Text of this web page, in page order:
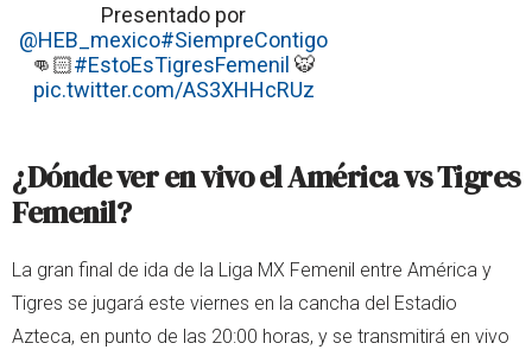
Presentado por
@HEB_mexico#SiempreContigo
👊🏻#EstoEsTigresFemenil 🐯
pic.twitter.com/AS3XHHcRUz
¿Dónde ver en vivo el América vs Tigres
Femenil?
La gran final de ida de la Liga MX Femenil entre América y
Tigres se jugará este viernes en la cancha del Estadio
Azteca, en punto de las 20:00 horas, y se transmitirá en vivo